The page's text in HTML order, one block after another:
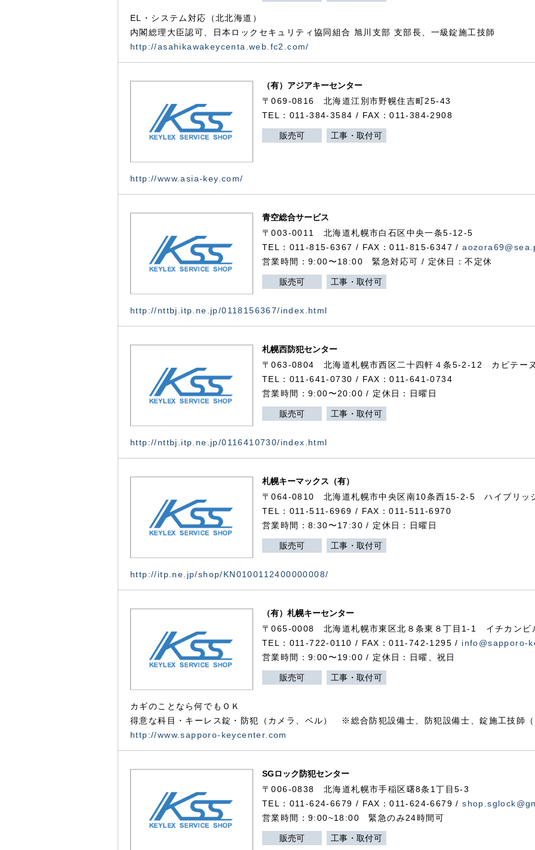
EL・システム対応（北北海道）
内閣総理大臣認可、日本ロックセキュリティ協同組合 旭川支部 支部長、一級錠施工技師
http://asahikawakeycenta.web.fc2.com/
（有）アジアキーセンター
〒069-0816 北海道江別市野幌住吉町25-43
TEL：011-384-3584 / FAX：011-384-2908
販売可 工事・取付可
http://www.asia-key.com/
青空総合サービス
〒003-0011 北海道札幌市白石区中央一条5-12-5
TEL：011-815-6367 / FAX：011-815-6347 /
営業時間：9:00〜18:00 緊急対応可 / 定休日：不定休
販売可 工事・取付可
http://nttbj.itp.ne.jp/0118156367/index.html
札幌西防犯センター
〒063-0804 北海道札幌市西区二十四軒４条5-2-12 カピテー
TEL：011-641-0730 / FAX：011-641-0734
営業時間：9:00〜20:00 / 定休日：日曜日
販売可 工事・取付可
http://nttbj.itp.ne.jp/0116410730/index.html
札幌キーマックス（有）
〒064-0810 北海道札幌市中央区南10条西15-2-5 ハイブリッ
TEL：011-511-6969 / FAX：011-511-6970
営業時間：8:30〜17:30 / 定休日：日曜日
販売可 工事・取付可
http://itp.ne.jp/shop/KN0100112400000008/
（有）札幌キーセンター
〒065-0008 北海道札幌市東区北８条東８丁目1-1 イチカンビ
TEL：011-722-0110 / FAX：011-742-1295 / info@sapporo-
営業時間：9:00〜19:00 / 定休日：日曜、祝日
販売可 工事・取付可
カギのことなら何でもＯＫ
得意な科目・キーレス錠・防犯（カメラ、ベル） ※総合防犯設備士、防犯設備士、錠施工技師
http://www.sapporo-keycenter.com
SGロック防犯センター
〒006-0838 北海道札幌市手稲区曙8条1丁目5-3
TEL：011-624-6679 / FAX：011-624-6679 /
営業時間：9:00~18:00 緊急のみ24時間可
販売可 工事・取付可